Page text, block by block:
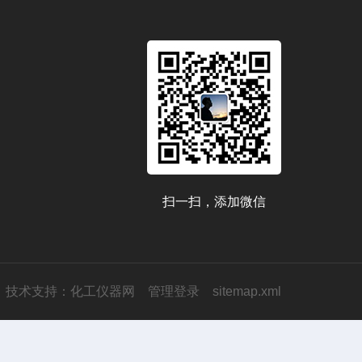
扫一扫，添加微信
技术支持： 化工仪器网 管理登录 sitemap.xml